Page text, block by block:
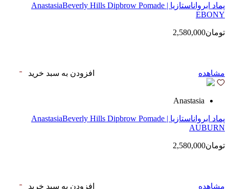
پماد ابرواناستازیا | AnastasiaBeverly Hills Dipbrow Pomade
EBONY
تومان2,580,000
مشاهده افزودن به سبد خرید
Anastasia
پماد ابرواناستازیا | AnastasiaBeverly Hills Dipbrow Pomade
AUBURN
تومان2,580,000
مشاهده افزودن به سبد خرید